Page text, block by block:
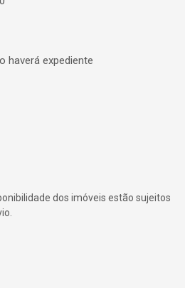
haverá expediente
dos imóveis estão sujeitos